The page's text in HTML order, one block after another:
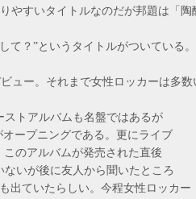
やすいタイトルなのだが邦題は「陶
て？”というタイトルがついている。
ュー。それまで女性ロッカーは多数
トアルバムも名盤ではあるが
ープニングである。更にライブ
のアルバムが発売された直後
いが後に友人から聞いたところ
出ていたらしい。今程女性ロッカー